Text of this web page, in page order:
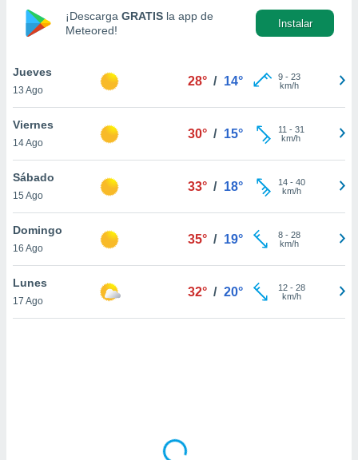
aceptar
de
sitio
En
sean
el sitio
ni para
o
¡Descarga GRATIS la app de
Meteored!
Instalar
Jueves
13 Ago
28° / 14° 9- 23
km/h
Viernes
14 Ago
30° / 15° 11 - 31
km/h
Sábado
15 Ago
33° / 18° 14- 40
km/h
Domingo
16 Ago
35° / 19° 8- 28
km/h
Lunes
17 Ago
32° / 20° 12- 28
km/h